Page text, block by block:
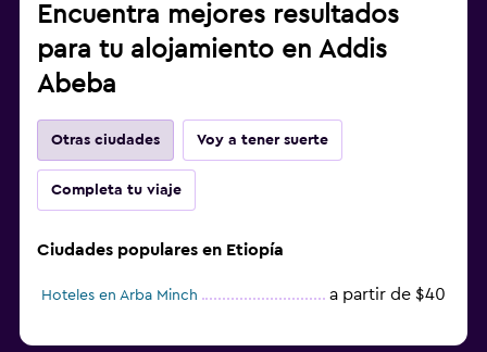
Encuentra mejores resultados
para tu alojamiento en Addis
Abeba
Otras ciudades Voy a tener suerte
Completa tu viaje
Ciudades populares en Etiopía
Hoteles en Arba Minch a partir de $40